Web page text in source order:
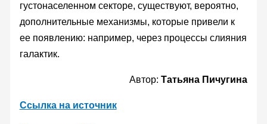
густонаселенном секторе, существуют, вероятно,
дополнительные механизмы, которые привели к
ее появлению: например, через процессы слияния
галактик.
Автор:Татьяна Пичугина
Ссылка на источник